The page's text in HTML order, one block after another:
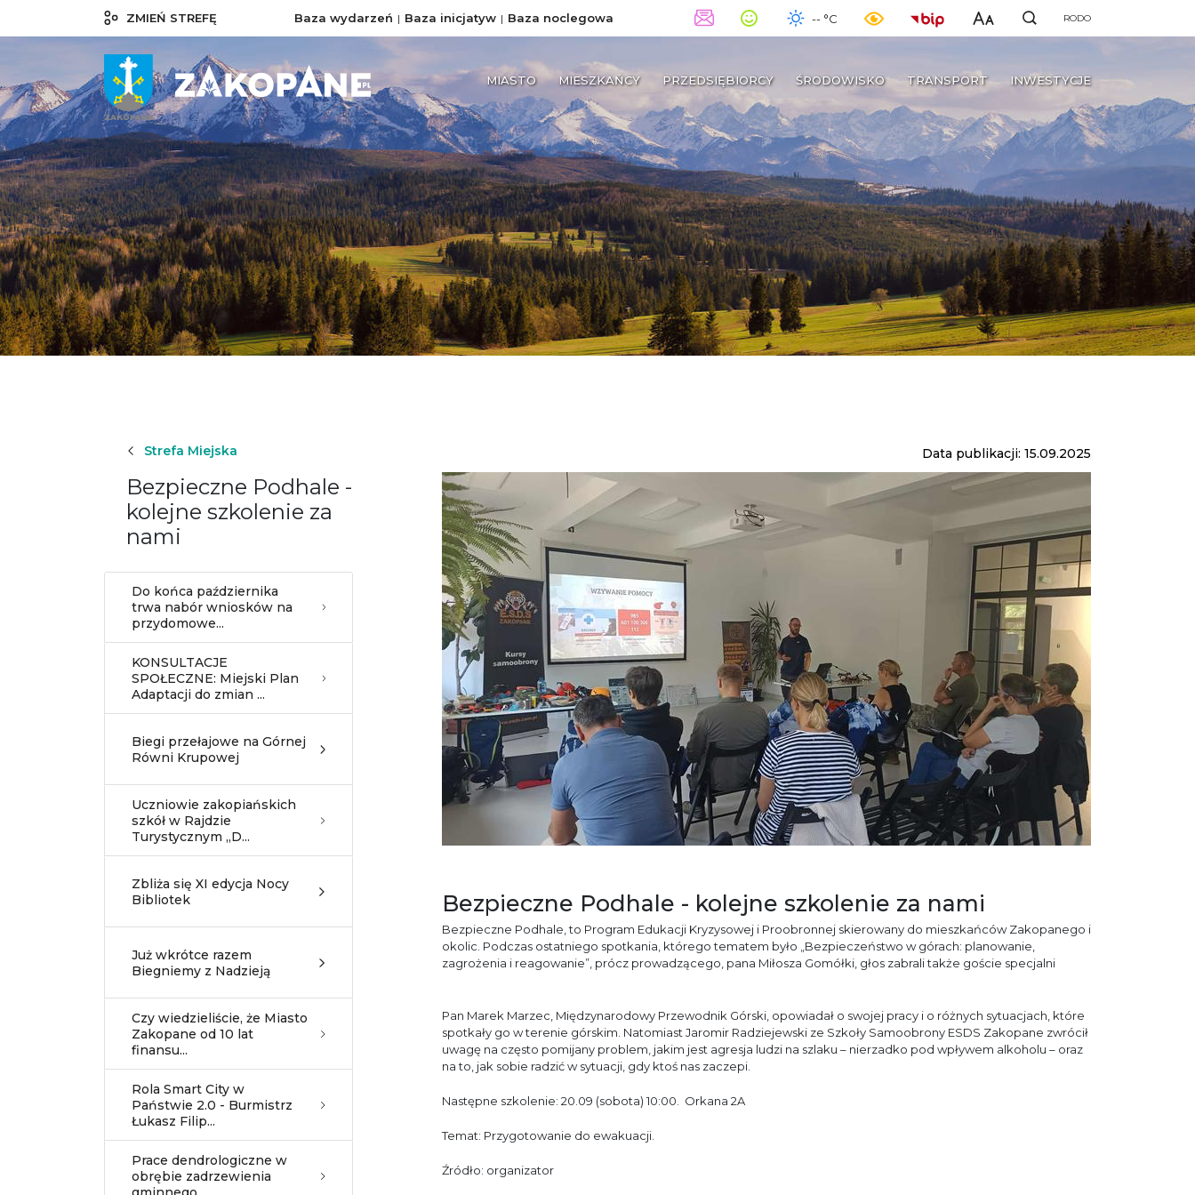
ZMIEŃ STREFĘ Baza wydarzeń Baza inicjatyw Baza noclegowa -- °C RODO
MIASTO MIESZKAŃCY PRZEDSIĘBIORCY ŚRODOWISKO TRANSPORT INWESTYCJE
Strefa Miejska
Bezpieczne Podhale -
kolejne szkolenie za
nami
Do końca października
trwa nabór wniosków na
przydomowe...
KONSULTACJE
SPOŁECZNE: Miejski Plan
Adaptacji do zmian ...
Biegi przełajowe na Górnej
Równi Krupowej
Uczniowie zakopiańskich
szkół w Rajdzie
Turystycznym „D...
Zbliża się XI edycja Nocy
Bibliotek
Już wkrótce razem
Biegniemy z Nadzieją
Czy wiedzieliście, że Miasto
Zakopane od 10 lat
finansu...
Rola Smart City w
Państwie 2.0 - Burmistrz
Łukasz Filip...
Prace dendrologiczne w
obrębie zadrzewienia
Data publikacji: 15.09.2025
Bezpieczne Podhale - kolejne szkolenie za nami
Bezpieczne Podhale, to Program Edukacji Kryzysowej i Proobronnej skierowany do mieszkańców Zakopanego i
okolic. Podczas ostatniego spotkania, którego tematem było „Bezpieczeństwo w górach: planowanie,
zagrożenia i reagowanie”, prócz prowadzącego, pana Miłosza Gomółki, głos zabrali także goście specjalni
Pan Marek Marzec, Międzynarodowy Przewodnik Górski, opowiadał o swojej pracy i o różnych sytuacjach, które
spotkały go w terenie górskim. Natomiast Jaromir Radziejewski ze Szkoły Samoobrony ESDS Zakopane zwrócił
uwagę na często pomijany problem, jakim jest agresja ludzi na szlaku – nierzadko pod wpływem alkoholu – oraz
na to, jak sobie radzić w sytuacji, gdy ktoś nas zaczepi.
Następne szkolenie: 20.09 (sobota) 10:00. Orkana 2A
Temat: Przygotowanie do ewakuacji.
Źródło: organizator